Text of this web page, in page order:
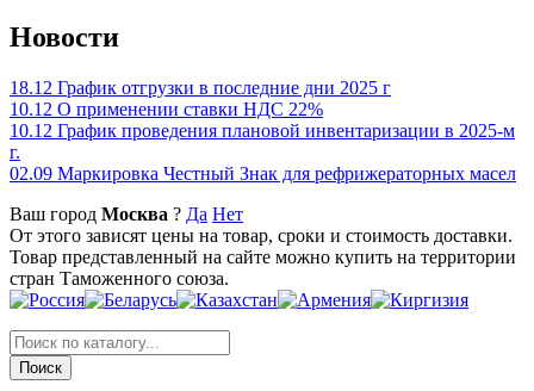
Новости
18.12 График отгрузки в последние дни 2025 г
10.12 О применении ставки НДС 22%
10.12 График проведения плановой инвентаризации в 2025-м
г.
02.09 Маркировка Честный Знак для рефрижераторных масел
Ваш город Москва ? Да Нет
От этого зависят цены на товар, сроки и стоимость доставки.
Товар представленный на сайте можно купить на территории
стран Таможенного союза.